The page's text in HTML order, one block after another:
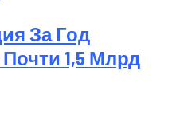
За Год
1,5 Млрд